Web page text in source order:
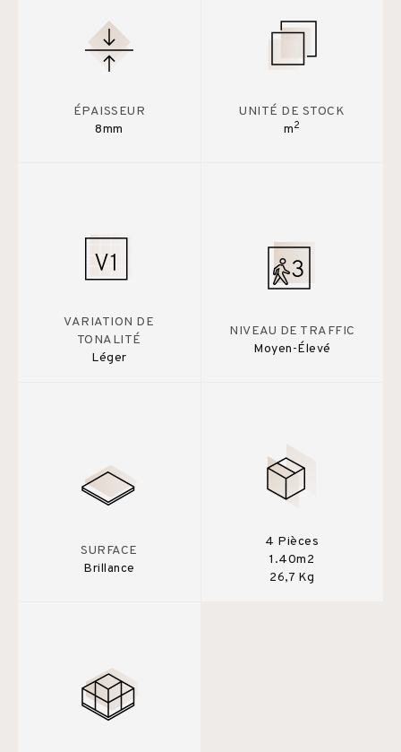
ÉPAISSEUR
8mm
UNITÉ DE STOCK
m2
VARIATION DE
TONALITÉ
Léger
NIVEAU DE TRAFFIC
Moyen-Élevé
SURFACE
Brillance
4 Pièces
1.40m2
26,7 Kg